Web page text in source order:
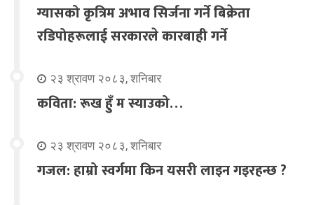
ग्यासको कृत्रिम अभाव सिर्जना गर्ने बिक्रेता
रडिपोहरूलाई सरकारले कारबाही गर्ने
२३ श्रावण २०८३, शनिबार
कविता: रूख हुँ म स्याउको…
२३ श्रावण २०८३, शनिबार
गजल: हाम्रो स्वर्गमा किन यसरी लाइन गइरहन्छ ?